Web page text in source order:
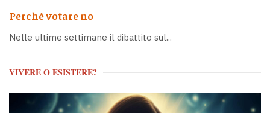
Perché votare no
Nelle ultime settimane il dibattito sul...
VIVERE O ESISTERE?